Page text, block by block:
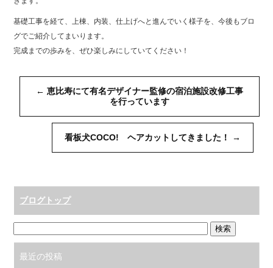
基礎工事を経て、上棟、内装、仕上げへと進んでいく様子を、今後もブロ
グでご紹介してまいります。
完成までの歩みを、ぜひ楽しみにしていてください！
← 恵比寿にて有名デザイナー監修の宿泊施設改修工事
を行っています
看板犬COCO! ヘアカットしてきました！ →
ブログトップ
最近の投稿